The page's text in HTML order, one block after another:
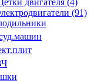
(91)